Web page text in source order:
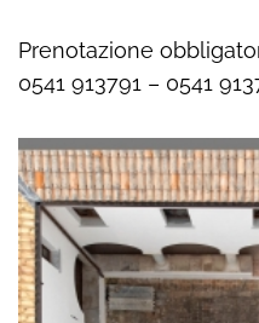
Prenotazione
0541 913791 – 0541